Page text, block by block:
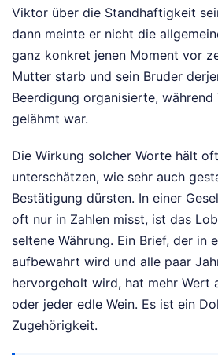
Viktor über die Standhaftigkeit
dann meinte er nicht die
ganz konkret jenen Moment vor
Mutter starb und sein Bruder
Beerdigung organisierte,
gelähmt war.
Die Wirkung solcher Worte hält
unterschätzen, wie sehr auch
Bestätigung dürsten. In einer
oft nur in Zahlen misst, ist das
seltene Währung. Ein Brief, der in
aufbewahrt wird und alle paar
hervorgeholt wird, hat mehr Wert
oder jeder edle Wein. Es ist ein
Zugehörigkeit.